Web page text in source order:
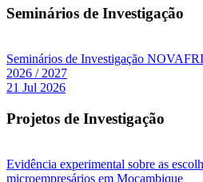
Seminários de Investigação
Seminários de Investigação
2026 / 2027
21 Jul 2026
Projetos de Investigação
Evidência experimental sobre as
microempresários em Moçambique